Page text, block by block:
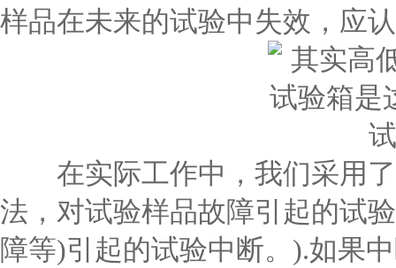
样品在未来的试验中失效，应
在实际工作中，我们采用了
法，对试验样品故障引起的试
障等)引起的试验中断。).如果